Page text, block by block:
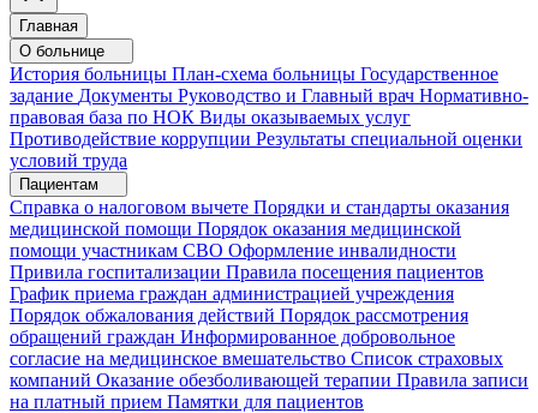
Главная
О больнице
История больницы План-схема больницы Государственное
задание Документы Руководство и Главный врач Нормативно-
правовая база по НОК Виды оказываемых услуг
Противодействие коррупции Результаты специальной оценки
условий труда
Пациентам
Справка о налоговом вычете Порядки и стандарты оказания
медицинской помощи Порядок оказания медицинской
помощи участникам СВО Оформление инвалидности
Привила госпитализации Правила посещения пациентов
График приема граждан администрацией учреждения
Порядок обжалования действий Порядок рассмотрения
обращений граждан Информированное добровольное
согласие на медицинское вмешательство Список страховых
компаний Оказание обезболивающей терапии Правила записи
на платный прием Памятки для пациентов